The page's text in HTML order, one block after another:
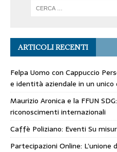
ARTICOLI RECENTI
Felpa Uomo con Cappuccio
e identità aziendale in un unico
Maurizio Aronica e la FFUN
riconoscimenti internazionali
Caffè Poliziano: Eventi Su
Partecipazioni Online: L’unione